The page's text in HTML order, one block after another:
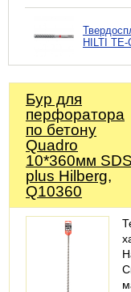
HILTI TE-
Бур для
перфоратора
по бетону
Quadro
10*360мм
plus Hilberg,
Q10360